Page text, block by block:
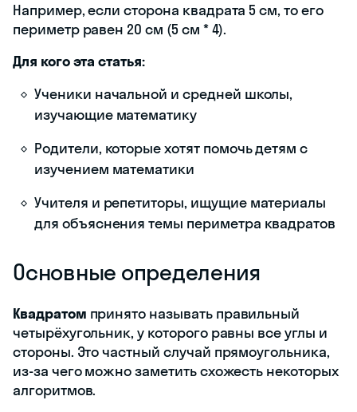
Например, если сторона квадрата 5 см, то его
периметр равен 20 см (5 см * 4).
Для кого эта статья:
Ученики начальной и средней школы,
изучающие математику
Родители, которые хотят помочь детям с
изучением математики
Учителя и репетиторы, ищущие материалы
для объяснения темы периметра квадратов
Основные определения
Квадратом принято называть правильный
четырёхугольник, у которого равны все углы и
стороны. Это частный случай прямоугольника,
из-за чего можно заметить схожесть некоторых
алгоритмов.